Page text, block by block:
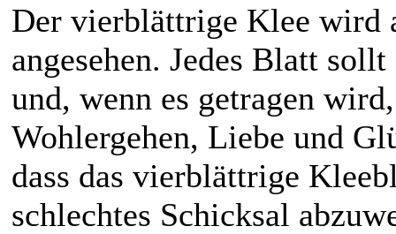
Der vierblättrige Klee wird
angesehen. Jedes Blatt
und, wenn es getragen
Wohlergehen, Liebe und
dass das vierblättrige
schlechtes Schicksal